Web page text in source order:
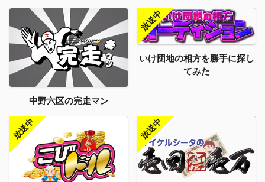
中野六区の完走マン
いけ団地の相方を勝手に探し
てみた